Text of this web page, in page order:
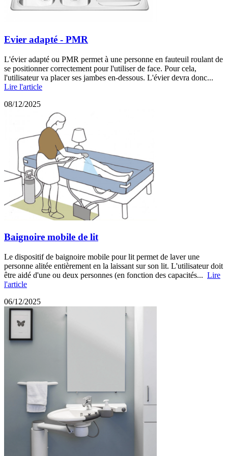
Evier adapté - PMR
L'évier adapté ou PMR permet à une personne en fauteuil roulant de
se positionner correctement pour l'utiliser de face. Pour cela,
l'utilisateur va placer ses jambes en-dessous. L'évier devra donc...
Lire l'article
08/12/2025
Baignoire mobile de lit
Le dispositif de baignoire mobile pour lit permet de laver une
personne alitée entièrement en la laissant sur son lit. L'utilisateur doit
être aidé d'une ou deux personnes (en fonction des capacités... Lire
l'article
06/12/2025